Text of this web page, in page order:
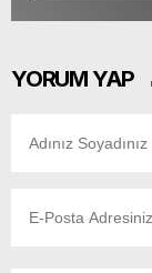
YORUM YAP